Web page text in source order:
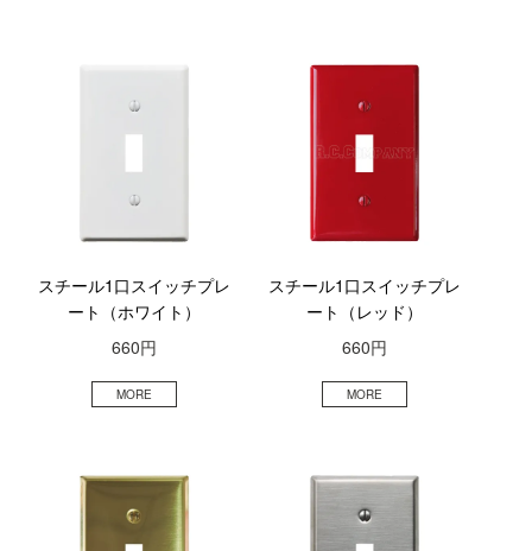
スチール1口スイッチプレ
ート（ホワイト）
660円
スチール1口スイッチプレ
ート（レッド）
660円